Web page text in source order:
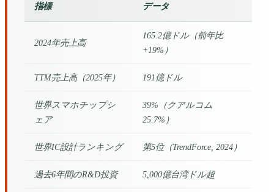
指標 データ
2024年売上高
165.2億ドル（前年比
+19%）
TTM売上高（2025年） 191億ドル
世界スマホチップシ
ェア
39%（クアルコム
25.7%）
世界IC設計ランキング 第5位（TrendForce, 2024）
過去6年間のR&D投資 5,000億台湾ドル超